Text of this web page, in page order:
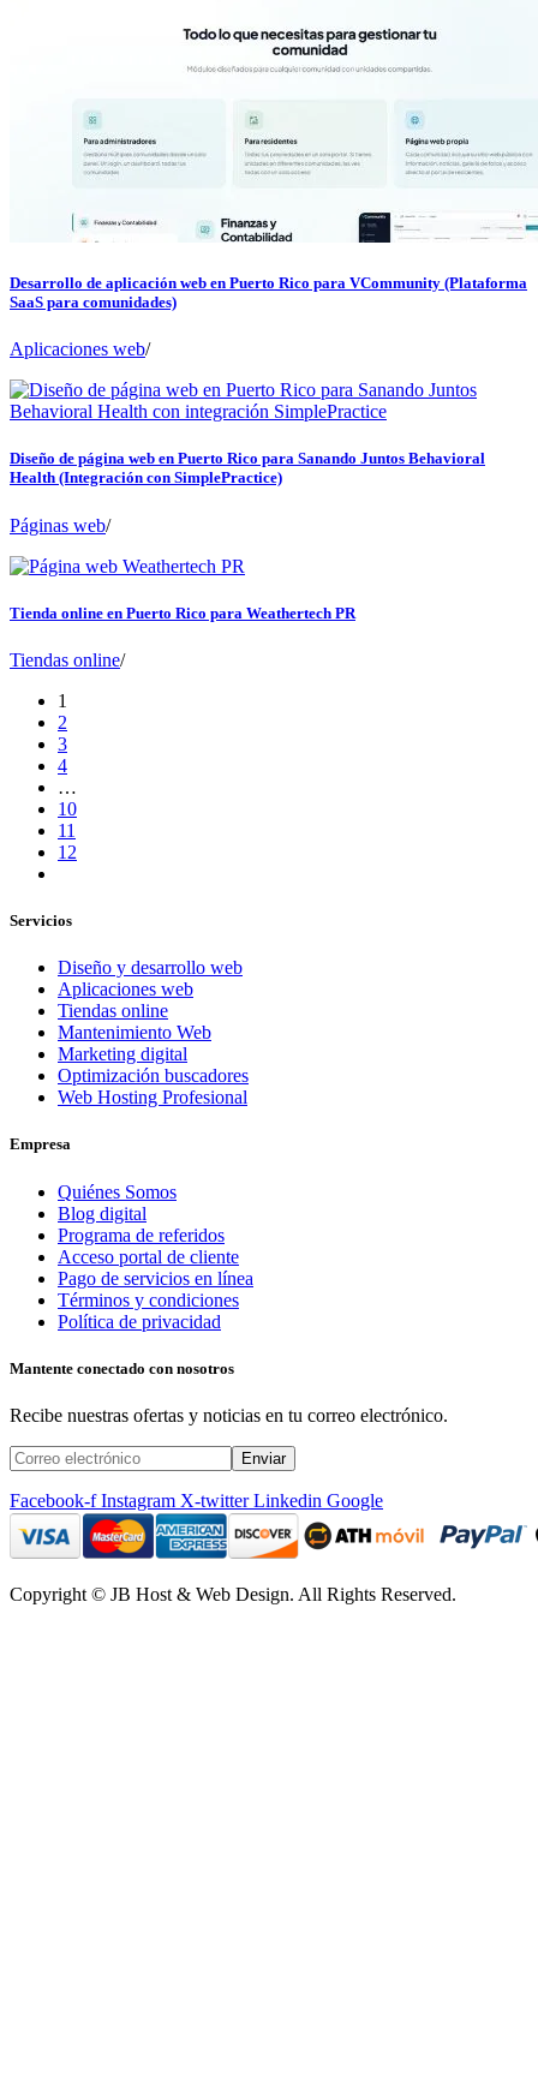
Desarrollo de aplicación web en Puerto Rico para VCommunity (Plataforma
SaaS para comunidades)
Aplicaciones web/
Diseño de página web en Puerto Rico para Sanando Juntos Behavioral
Health (Integración con SimplePractice)
Páginas web/
Tienda online en Puerto Rico para Weathertech PR
Tiendas online/
1
2
3
4
…
10
11
12
Servicios
Diseño y desarrollo web
Aplicaciones web
Tiendas online
Mantenimiento Web
Marketing digital
Optimización buscadores
Web Hosting Profesional
Empresa
Quiénes Somos
Blog digital
Programa de referidos
Acceso portal de cliente
Pago de servicios en línea
Términos y condiciones
Política de privacidad
Mantente conectado con nosotros
Recibe nuestras ofertas y noticias en tu correo electrónico.
Facebook-f Instagram X-twitter Linkedin Google
Copyright © JB Host & Web Design. All Rights Reserved.